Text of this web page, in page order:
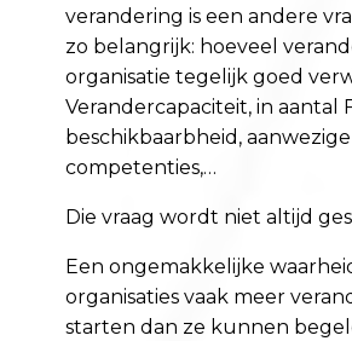
verandering is een andere
zo belangrijk: hoeveel
organisatie tegelijk goed
Verandercapaciteit, in aantal
beschikbaarbheid, aanwezige
competenties,…
Die vraag wordt niet altijd
Een ongemakkelijke
organisaties vaak meer
starten dan ze kunnen